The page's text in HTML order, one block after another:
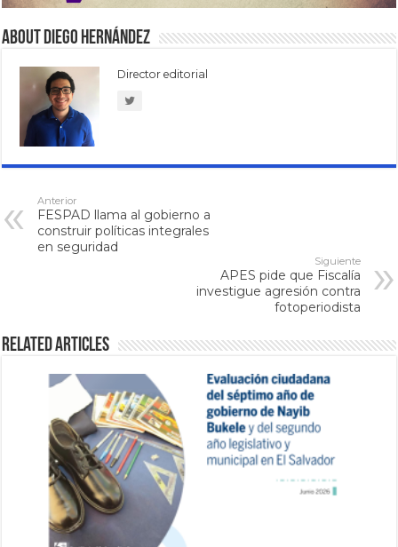
About Diego Hernández
Director editorial
Anterior
FESPAD llama al gobierno a
construir políticas integrales
en seguridad
Siguiente
APES pide que Fiscalía
investigue agresión contra
fotoperiodista
Related Articles